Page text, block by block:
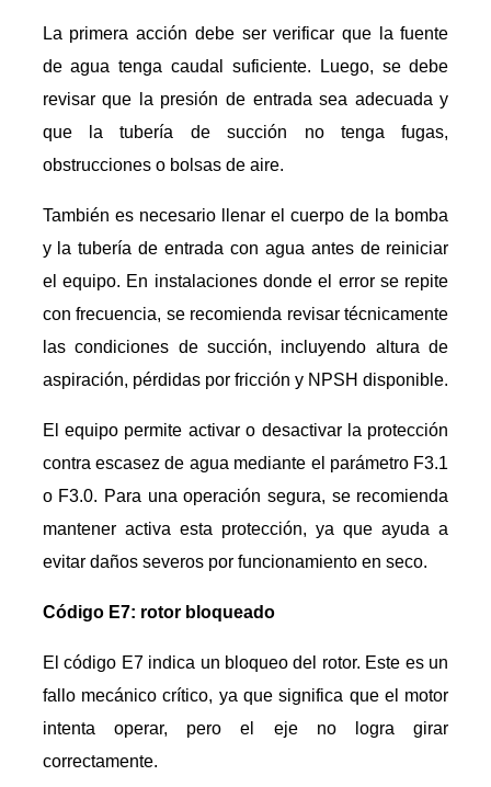
La primera acción debe ser verificar que la fuente
de agua tenga caudal suficiente. Luego, se debe
revisar que la presión de entrada sea adecuada y
que la tubería de succión no tenga fugas,
obstrucciones o bolsas de aire.
También es necesario llenar el cuerpo de la bomba
y la tubería de entrada con agua antes de reiniciar
el equipo. En instalaciones donde el error se repite
con frecuencia, se recomienda revisar técnicamente
las condiciones de succión, incluyendo altura de
aspiración, pérdidas por fricción y NPSH disponible.
El equipo permite activar o desactivar la protección
contra escasez de agua mediante el parámetro F3.1
o F3.0. Para una operación segura, se recomienda
mantener activa esta protección, ya que ayuda a
evitar daños severos por funcionamiento en seco.
Código E7: rotor bloqueado
El código E7 indica un bloqueo del rotor. Este es un
fallo mecánico crítico, ya que significa que el motor
intenta operar, pero el eje no logra girar
correctamente.